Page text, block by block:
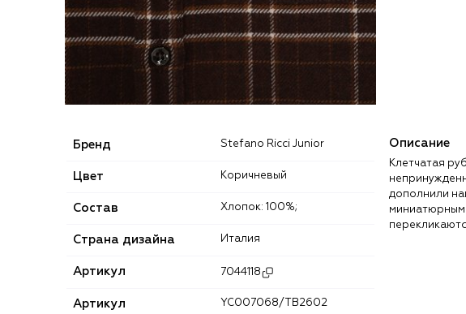
Бренд Stefano Ricci Junior
Цвет Коричневый
Состав Хлопок: 100%;
Страна дизайна Италия
Артикул 7044118
Артикул
YC007068/TB2602
Описание
Клетчатая
дополнили